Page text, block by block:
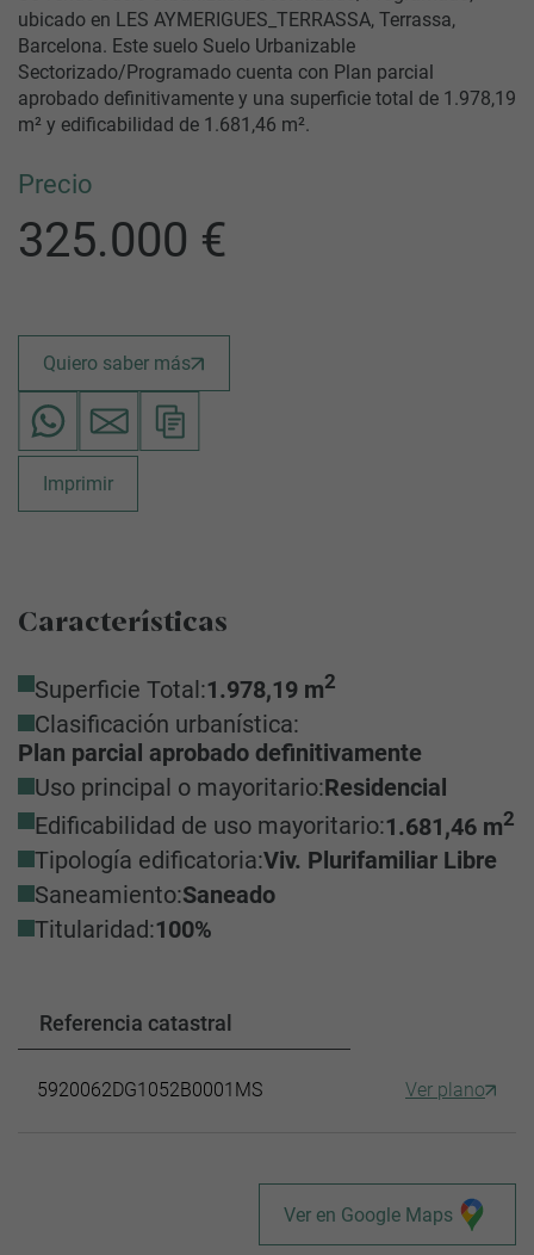
ubicado en LES AYMERIGUES_TERRASSA, Terrassa,
Barcelona. Este suelo Suelo Urbanizable
Sectorizado/Programado cuenta con Plan parcial
aprobado definitivamente y una superficie total de 1.978,19
m² y edificabilidad de 1.681,46 m².
Precio
325.000 €
Quiero saber más
Imprimir
Características
Superficie Total:1.978,19 m2
Clasificación urbanística:
Plan parcial aprobado definitivamente
Uso principal o mayoritario:Residencial
Edificabilidad de uso mayoritario:1.681,46 m2
Tipología edificatoria:Viv. Plurifamiliar Libre
Saneamiento:Saneado
Titularidad:100%
Referencia catastral
5920062DG1052B0001MS Ver plano
Ver en Google Maps